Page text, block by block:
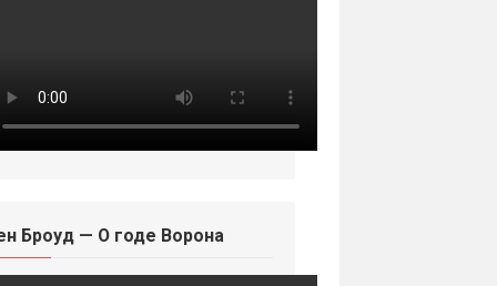
Броуд — О годе Ворона